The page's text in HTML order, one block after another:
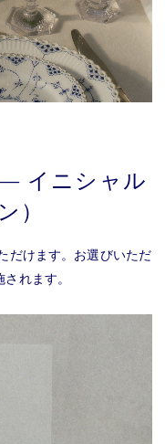
イニシャル
）
だけます。お選びいただ
れます。